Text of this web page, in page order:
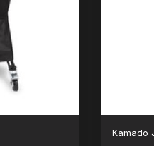
Kamado